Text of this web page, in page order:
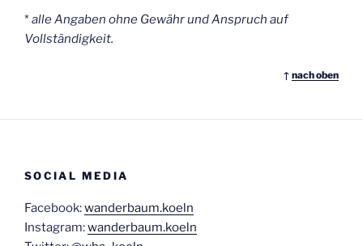
*alle Anga­ben ohne Gewähr und Anspruch auf
Vollständigkeit.
↑ nach oben
SOCIAL MEDIA
Facebook:wanderbaum.koeln
Instagram:wanderbaum.koeln